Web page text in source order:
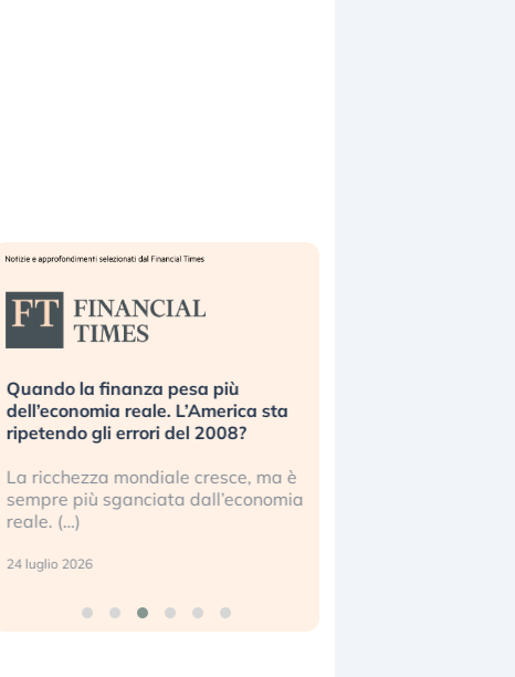
Quando la finanza pesa più
dell’economia reale. L’America sta
ripetendo gli errori del 2008?
La ricchezza mondiale cresce, ma è
sempre più sganciata dall’economia
reale. (…)
24 luglio 2026